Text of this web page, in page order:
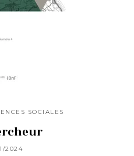
SOCIALES
2024